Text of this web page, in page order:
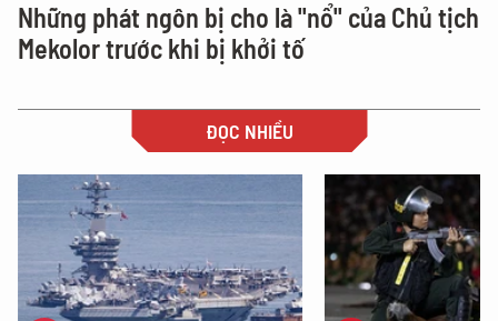
Những phát ngôn bị cho là "nổ" của Chủ tịch
Mekolor trước khi bị khởi tố
ĐỌC NHIỀU